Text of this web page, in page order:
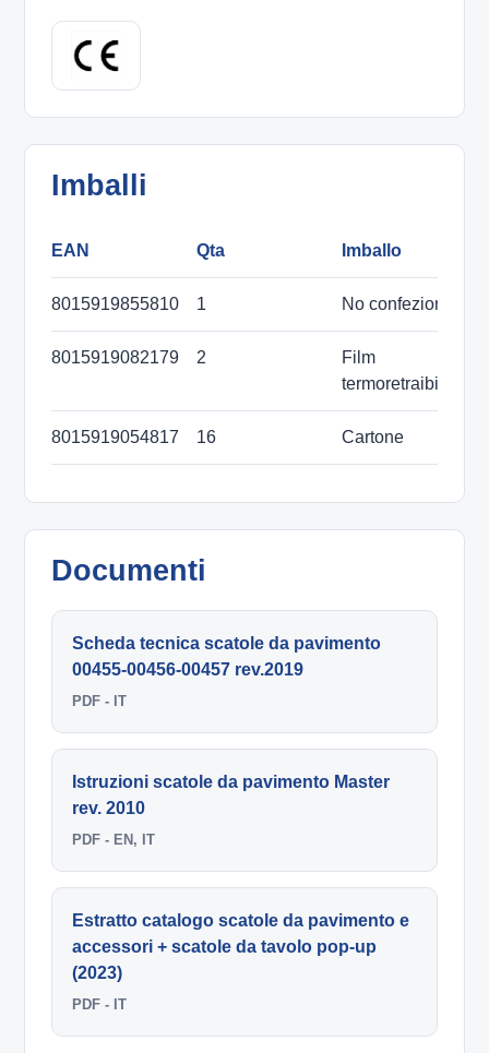
Imballi
EAN Qta Imballo
8015919855810 1 No confezione
8015919082179 2
Film
termoretraibile
8015919054817 16 Cartone
Documenti
Scheda tecnica scatole da pavimento
00455-00456-00457 rev.2019
PDF - IT
Istruzioni scatole da pavimento Master
rev. 2010
PDF - EN, IT
Estratto catalogo scatole da pavimento e
accessori + scatole da tavolo pop-up
(2023)
PDF - IT